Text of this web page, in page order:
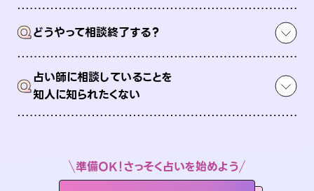
Qどうやって相談終了する？
Q占い師に相談していることを
知人に知られたくない
準備OK！さっそく占いを始めよう